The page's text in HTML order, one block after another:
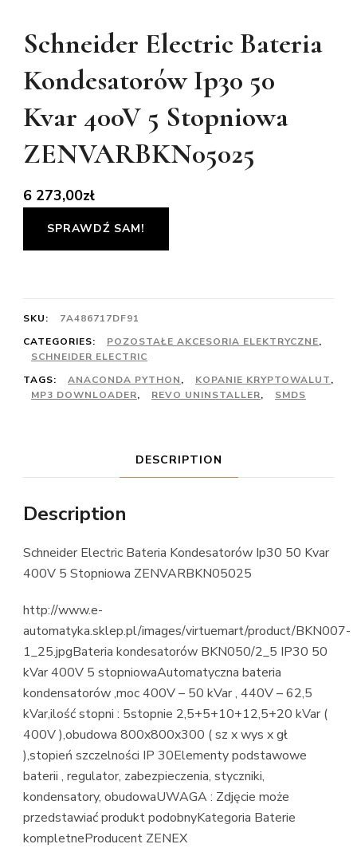
Schneider Electric Bateria
Kondesatorów Ip30 50
Kvar 400V 5 Stopniowa
ZENVARBKN05025
6 273,00zł
SPRAWDŹ SAM!
SKU:
7A486717DF91
CATEGORIES:
POZOSTAŁE AKCESORIA ELEKTRYCZNE,
SCHNEIDER ELECTRIC
TAGS:
ANACONDA PYTHON, KOPANIE KRYPTOWALUT,
MP3 DOWNLOADER, REVO UNINSTALLER, SMDS
DESCRIPTION
Description
Schneider Electric Bateria Kondesatorów Ip30 50 Kvar
400V 5 Stopniowa ZENVARBKN05025
http://www.e-
automatyka.sklep.pl/images/virtuemart/product/BKN007-
1_25.jpgBateria kondesatorów BKN050/2_5 IP30 50
kVar 400V 5 stopniowaAutomatyczna bateria
kondensatorów ,moc 400V – 50 kVar , 440V – 62,5
kVar,ilość stopni : 5stopnie 2,5+5+10+12,5+20 kVar (
400V ),obudowa 800x800x300 ( sz x wys x gł
),stopień szczelności IP 30Elementy podstawowe
baterii , regulator, zabezpieczenia, styczniki,
kondensatory, obudowaUWAGA : Zdjęcie może
przedstawiać produkt podobnyKategoria Baterie
kompletneProducent ZENEX